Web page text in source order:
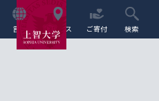
言語 アクセス ご寄付 検索